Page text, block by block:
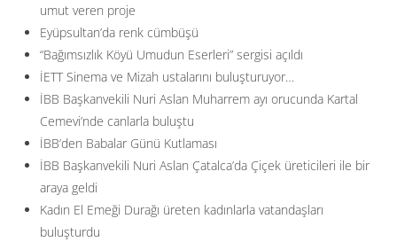
umut veren proje
Eyüpsultan’da renk cümbüşü
“Bağımsızlık Köyü Umudun Eserleri” sergisi açıldı
İETT Sinema ve Mizah ustalarını buluşturuyor…
İBB Başkanvekili Nuri Aslan Muharrem ayı orucunda Kartal
Cemevi’nde canlarla buluştu
İBB’den Babalar Günü Kutlaması
İBB Başkanvekili Nuri Aslan Çatalca’da Çiçek üreticileri ile bir
araya geldi
Kadın El Emeği Durağı üreten kadınlarla vatandaşları
buluşturdu